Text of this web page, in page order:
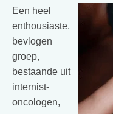
Een heel
enthousiaste,
bevlogen
groep,
bestaande uit
internist-
oncologen,